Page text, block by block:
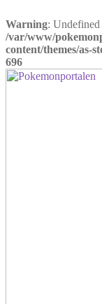
Warning:
/var/www/
content/themes/as-
696